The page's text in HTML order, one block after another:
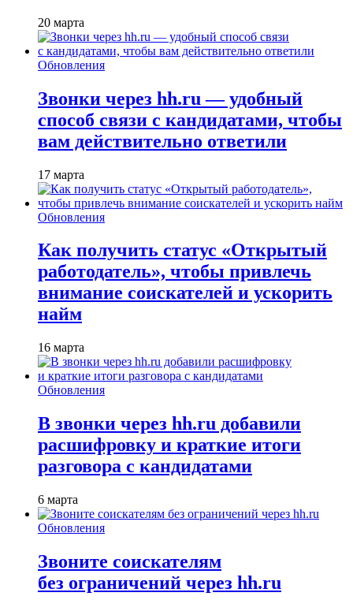
20 марта
Обновления
Звонки через hh.ru — удобный
способ связи с кандидатами, чтобы
вам действительно ответили
17 марта
Обновления
Как получить статус «Открытый
работодатель», чтобы привлечь
внимание соискателей и ускорить
найм
16 марта
Обновления
В звонки через hh.ru добавили
расшифровку и краткие итоги
разговора с кандидатами
6 марта
Обновления
Звоните соискателям
без ограничений через hh.ru